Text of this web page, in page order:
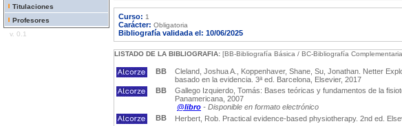
Titulaciones
Profesores
v. 0.1
Curso: 1
Carácter: Obligatoria
Bibliografía validada el: 10/06/2025
LISTADO DE LA BIBLIOGRAFIA: [BB-Bibliografía Básica / BC-Bibliografía
BB
Cleland, Joshua A., Koppenhaver, Shane, Su, Jonathan. Netter
basado en la evidencia. 3ª ed. Barcelona, Elsevier, 2017
BB
Gallego Izquierdo, Tomás: Bases teóricas y fundamentos de la
Panamericana, 2007
@libro - Disponible en formato electrónico
BB
Herbert, Rob. Practical evidence-based physiotherapy. 2nd ed.